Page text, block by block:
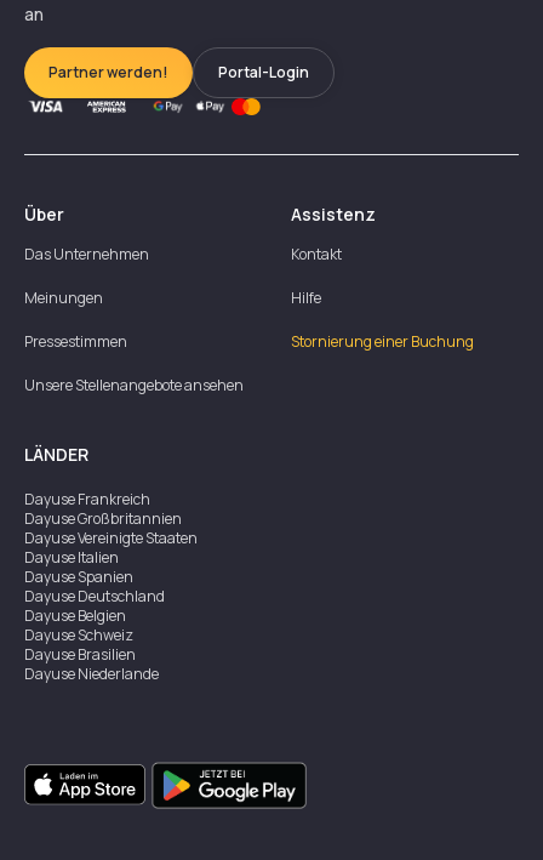
an
Partner werden! Portal-Login
Über
Das Unternehmen
Meinungen
Pressestimmen
Unsere Stellenangebote ansehen
Assistenz
Kontakt
Hilfe
Stornierung einer Buchung
LÄNDER
DayuseFrankreich
DayuseGroßbritannien
DayuseVereinigte Staaten
DayuseItalien
DayuseSpanien
DayuseDeutschland
DayuseBelgien
DayuseSchweiz
DayuseBrasilien
DayuseNiederlande
DayuseKanada
DayuseSingapur
DayuseZweden